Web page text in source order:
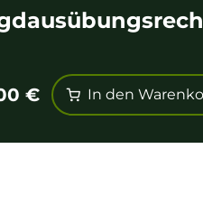
€ In den